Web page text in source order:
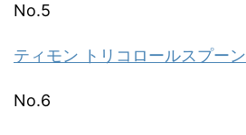
No.5
ティモン トリコロールスプーン
No.6